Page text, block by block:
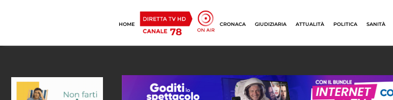
HOME CRONACA GIUDIZIARIA ATTUALITÀ POLITICA SANITÀ